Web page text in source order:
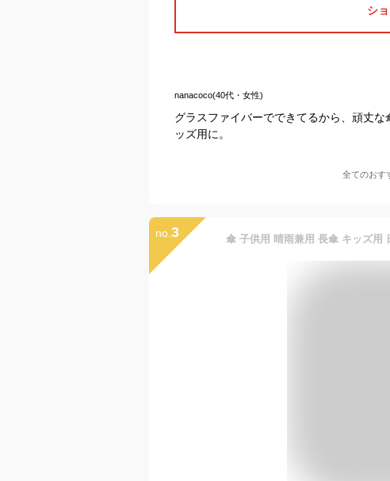
シ
nanacoco(40代・女性)
グラスファイバーでできてるから、頑丈
ッズ用に。
全てのおす
no. 3